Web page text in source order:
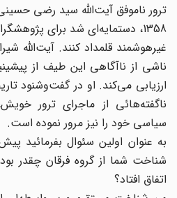
ترور ناموفق آیت‌الله سید رضی حسینی
1358، دستمایه‌ای شد برای
غیرهوشمند قلمداد کنند. آیت‌الله
ناشی از ناآگاهی این طیف از
ارزیابی می‌کند. او در گفت‌وشنود
ناگفته‌هائی از ماجرای ترور
سیاسی خود را نیز مرور نموده است.
به عنوان اولین سئوال بفرمائید
شناخت شما از گروه فرقان چقدر بود
اتفاق افتاد؟